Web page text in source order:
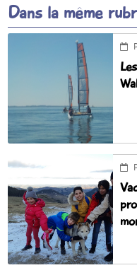
Dans la même